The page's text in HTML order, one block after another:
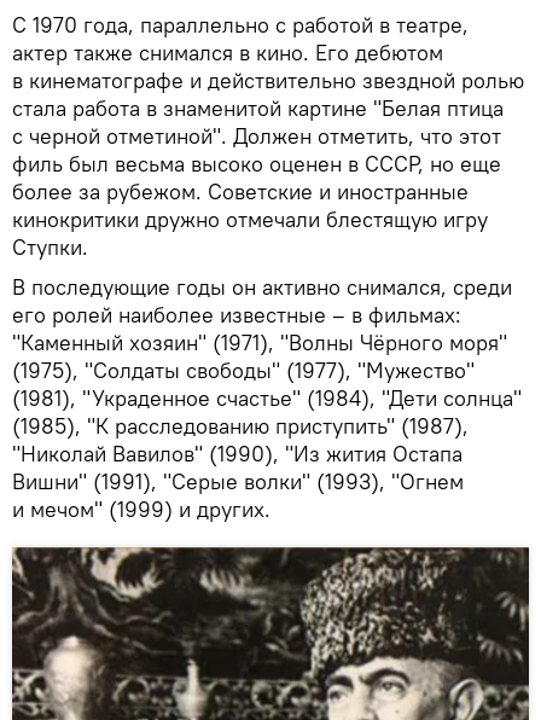
С 1970 года, параллельно с работой в театре,
актер также снимался в кино. Его дебютом
в кинематографе и действительно звездной ролью
стала работа в знаменитой картине "Белая птица
с черной отметиной". Должен отметить, что этот
филь был весьма высоко оценен в СССР, но еще
более за рубежом. Советские и иностранные
кинокритики дружно отмечали блестящую игру
Ступки.
В последующие годы он активно снимался, среди
его ролей наиболее известные – в фильмах:
"Каменный хозяин" (1971), "Волны Чёрного моря"
(1975), "Солдаты свободы" (1977), "Мужество"
(1981), "Украденное счастье" (1984), "Дети солнца"
(1985), "К расследованию приступить" (1987),
"Николай Вавилов" (1990), "Из жития Остапа
Вишни" (1991), "Серые волки" (1993), "Огнем
и мечом" (1999) и других.